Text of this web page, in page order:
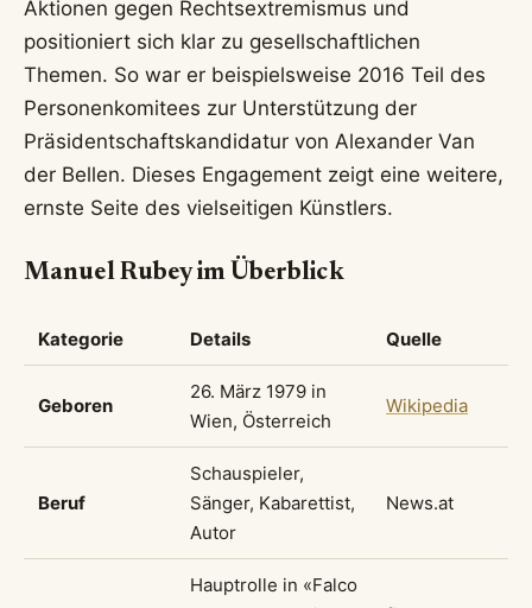
er die Kunst so sehr braucht. Seine Bücher sind
autobiografisch geprägt, spielen aber bewusst mit
der Grenze zwischen Fiktion und Realität.
Privatleben, Familie und
Engagement
Abseits der Bühne führtManuel Rubey
der Architektin Stefanie Nolz verheiratet, mit der
er bereits seit rund zwei Jahrzehnten liiert ist. Das
Paar hat zwei Töchter, Ronja und Luise, und lebt
teils in Wien, teils im idyllischen Waldviertel.
Ähnlich wie bei anderen Prominenten,
beispielsweise bei der Frage nach derPartnerin
von Vanessa Borck, hält Rubey sein Familienleben
weitgehend aus der Öffentlichkeit heraus.